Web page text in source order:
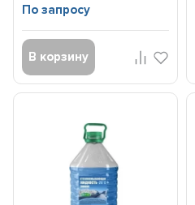
По запросу
В корзину